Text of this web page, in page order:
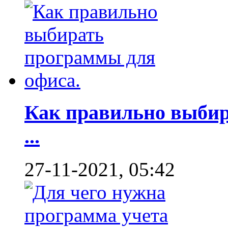
Как правильно
...
27-11-2021, 05:42